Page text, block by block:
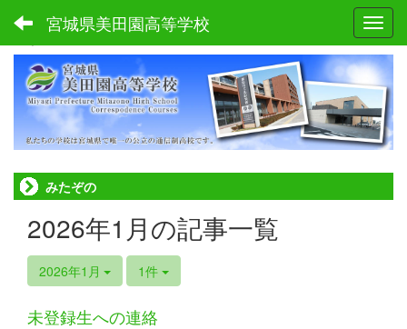
宮城県美田園高等学校
みたぞの
2026年1月の記事一覧
2026年1月 1件
未登録生への連絡